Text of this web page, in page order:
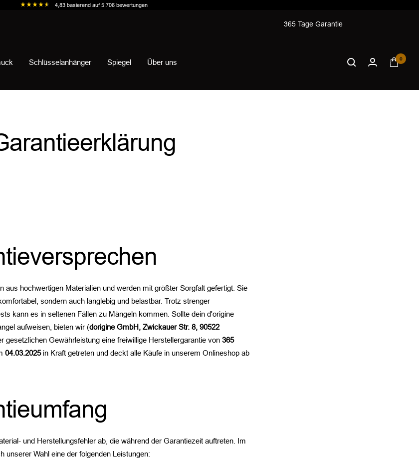
4,83 basierend auf5.706 bewertungen
365 Tage Garantie
Schlüsselanhänger Spiegel Über uns 0
aus hochwertigen Materialien und werden mit größter Sorgfalt gefertigt. Sie
sondern auch langlebig und belastbar. Trotz strenger
kann es in seltenen Fällen zu Mängeln kommen. Sollte dein d'origine
aufweisen, bieten wir (dorigine GmbH, Zwickauer Str. 8, 90522
gesetzlichen Gewährleistung eine freiwillige Herstellergarantie von 365
04.03.2025in Kraft getreten und deckt alle Käufe in unserem Onlineshop ab
und Herstellungsfehler ab, die während der Garantiezeit auftreten. Im
unserer Wahl eine der folgenden Leistungen: